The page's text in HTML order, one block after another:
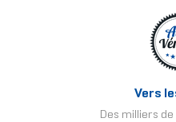
Vers
Des milliers